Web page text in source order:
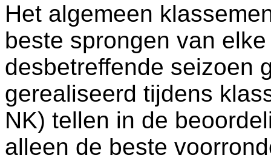
Het algemeen
beste sprongen van
desbetreffende seizoen
gerealiseerd tijdens
NK) tellen in de
alleen de beste